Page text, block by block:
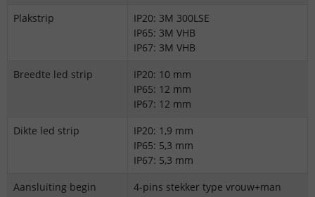
Plakstrip
IP20: 3M 300LSE
IP65: 3M VHB
IP67: 3M VHB
Breedte led strip
IP20: 10 mm
IP65: 12 mm
IP67: 12 mm
Dikte led strip
IP20: 1,9 mm
IP65: 5,3 mm
IP67: 5,3 mm
Aansluiting begin
4-pins stekker type vrouw+man